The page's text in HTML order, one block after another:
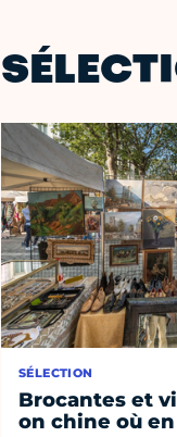
SÉLECTION
Brocantes et
on chine où